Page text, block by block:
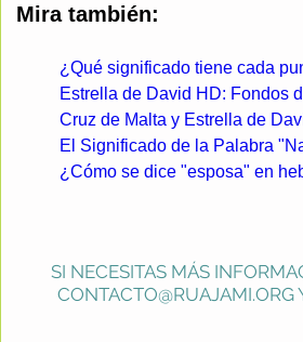
Mira también:
¿Qué significado tiene cada
Estrella de David HD: Fondos
Cruz de Malta y Estrella de
El Significado de la Palabra
¿Cómo se dice "esposa" en
SI NECESITAS MÁS
CONTACTO@RUAJAMI.ORG